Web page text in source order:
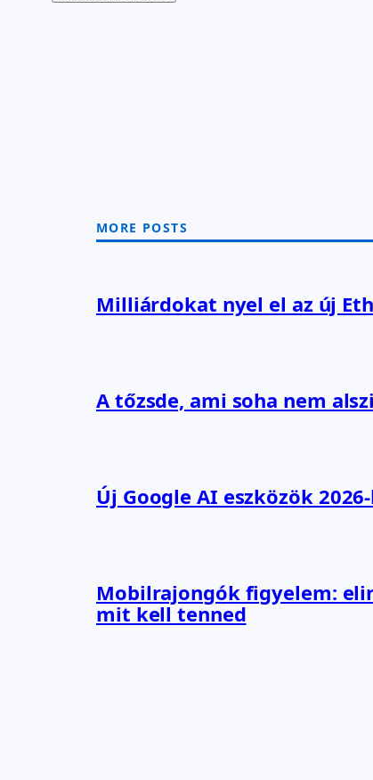
MORE POSTS
Milliárdokat nyel el az új
A tőzsde, ami soha nem
Új Google AI eszközök
Mobilrajongók figyelem:
mit kell tenned